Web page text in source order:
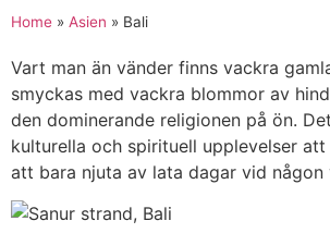
Home » Asien » Bali
Vart man än vänder finns vackra
smyckas med vackra blommor av
den dominerande religionen på ön.
kulturella och spirituell upplevelser
att bara njuta av lata dagar vid någon